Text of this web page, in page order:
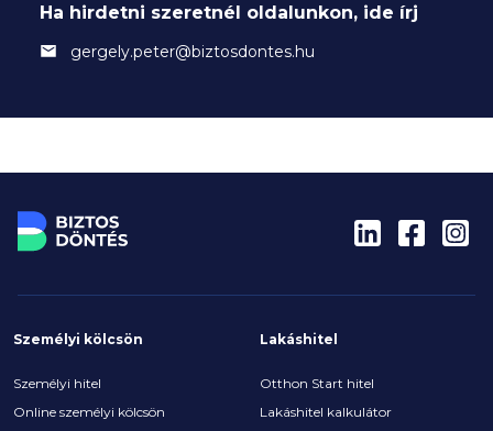
Ha hirdetni szeretnél oldalunkon, ide írj
gergely.peter@biztosdontes.hu
Személyi kölcsön
Személyi hitel
Online személyi kölcsön
Lakáshitel
Otthon Start hitel
Lakáshitel kalkulátor